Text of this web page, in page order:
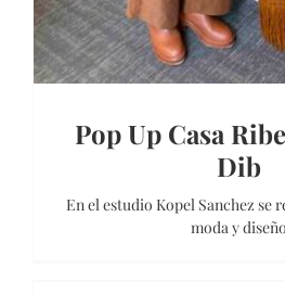
Pop Up Casa
Dib
En el estudio Kopel Sanchez se
moda y diseño